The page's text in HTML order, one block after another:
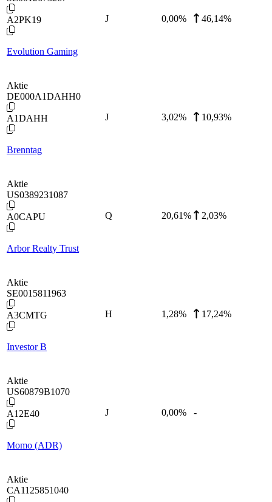
A2PK19
Evolution Gaming
J 0,00% 46,14%
Aktie
DE000A1DAHH0
A1DAHH
Brenntag
J 3,02% 10,93%
Aktie
US0389231087
A0CAPU
Arbor Realty Trust
Q 20,61% 2,03%
Aktie
SE0015811963
A3CMTG
Investor B
H 1,28% 17,24%
Aktie
US60879B1070
A12E40
Momo (ADR)
J 0,00% -
Aktie
CA1125851040